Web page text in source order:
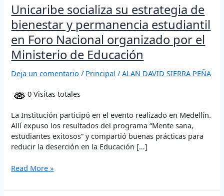
Unicaribe socializa su estrategia de
bienestar y permanencia estudiantil
en Foro Nacional organizado por el
Ministerio de Educación
Deja un comentario / Principal /ALAN DAVID SIERRA PEÑA
0 Visitas totales
La Institución participó en el evento realizado en Medellín.
Allí expuso los resultados del programa “Mente sana,
estudiantes exitosos” y compartió buenas prácticas para
reducir la deserción en la Educación […]
de
Educación
Read More »